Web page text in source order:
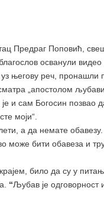
Предраг Поповић,
осванули
његову реч, пронашли
„апостолом
и сам Богосин позвао
моји“.
а да немате
може бити обавеза и
било да су у
“Љубав је одговорност